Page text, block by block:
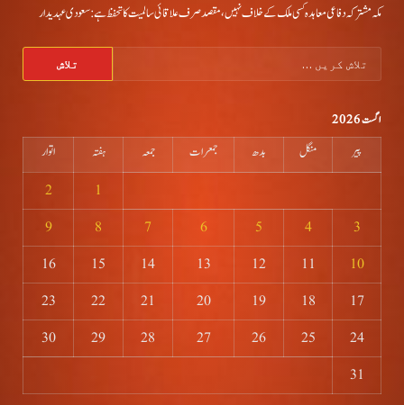
مکہ مشترکہ دفاعی معاہدہ کسی ملک کے خلاف نہیں، مقصد صرف علاقائی سالمیت کا تحفظ ہے: سعودی عہدیدار
کریں
اگست 2026
پیر منگل بدھ جمعرات جمعہ ہفتہ
اتوار
1
2
3
4
5
6
7
8
9
10
11
12
13
14
15
16
17
18
19
20
21
22
23
24
25
26
27
28
29
30
31